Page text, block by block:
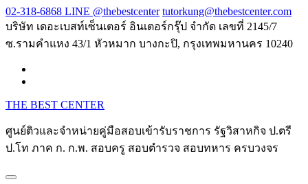
Skip
to
02-318-6868 LINE @thebestcenter tutorkung@thebestcenter.com
บริษัท เดอะเบสท์เซ็นเตอร์ อินเตอร์กรุ๊ป จำกัด เลขที่ 2145/7
ซ.รามคำแหง 43/1 หัวหมาก บางกะปิ, กรุงเทพมหานคร 10240
THE BEST CENTER
ศูนย์ติวและจำหน่ายคู่มือสอบเข้ารับราชการ รัฐวิสาหกิจ ป.ตรี
ป.โท ภาค ก. ก.พ. สอบครู สอบตำรวจ สอบทหาร ครบวงจร